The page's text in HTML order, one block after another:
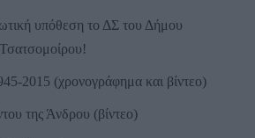
υπόθεση το ΔΣ του Δήμου
2015 (χρονογράφημα και βίντεο)
της Άνδρου (βίντεο)